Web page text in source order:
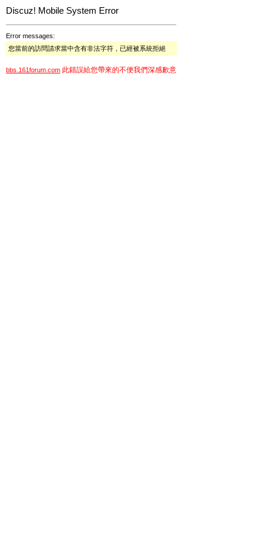
Discuz! Mobile System Error
Error messages:
您當前的訪問請求當中含有非法字符，已經被系統拒絕
bbs.161forum.com 此錯誤給您帶來的不便我們深感歉意